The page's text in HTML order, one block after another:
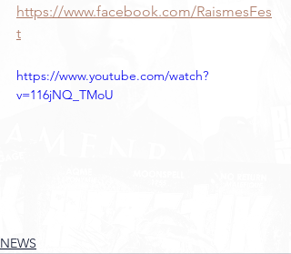
https://www.facebook.com/RaismesFes
t
https://www.youtube.com/watch?
v=116jNQ_TMoU
NEWS